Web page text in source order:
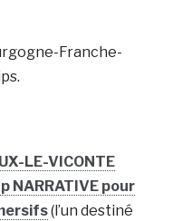
Franche-
LE-VICONTE
pour
(l’un destiné